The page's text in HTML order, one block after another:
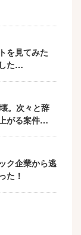
を見てみた
た…
。次々と辞
がる案件…
ク企業から逃
た！